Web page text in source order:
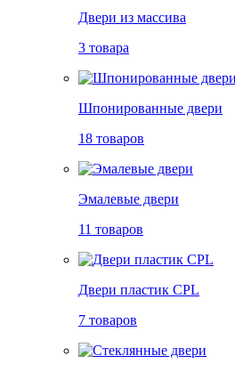
Двери из массива
3 товара
Шпонированные двери
18 товаров
Эмалевые двери
11 товаров
Двери пластик CPL
7 товаров